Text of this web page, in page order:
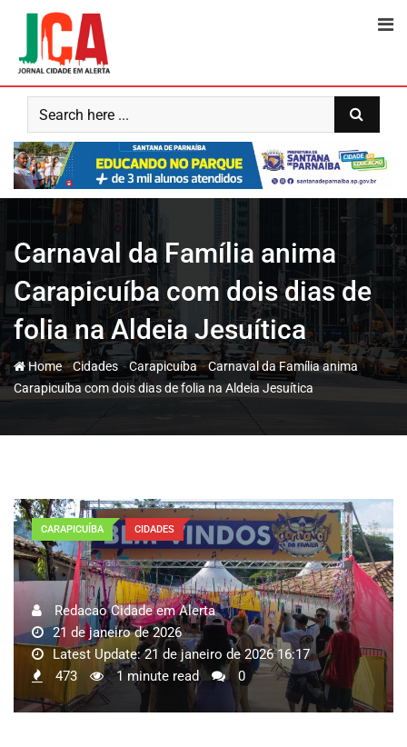
content
Carnaval da Família anima
Carapicuíba com dois dias de
folia na Aldeia Jesuítica
Home-Cidades-Carapicuíba-Carnaval da Família anima
Carapicuíba com dois dias de folia na Aldeia Jesuítica
CARAPICUÍBA CIDADES
Redacao Cidade em Alerta
21 de janeiro de 2026
Latest Update: 21 de janeiro de 2026 16:17
473
1 minute read 0